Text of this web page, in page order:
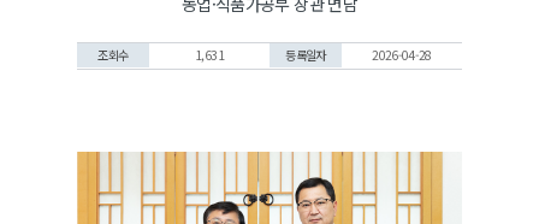
조회수 1,631 등록일자 2026-04-28